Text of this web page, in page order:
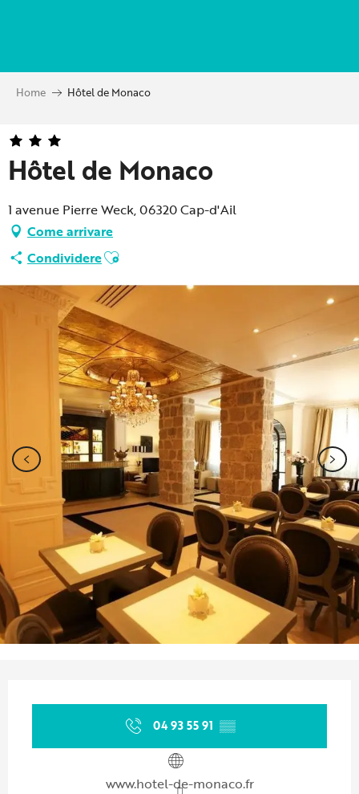
principal
Home Hôtel de Monaco
Hôtel de Monaco
1 avenue Pierre Weck, 06320 Cap-d'Ail
Come arrivare
CondividereAjouter aux favoris
04 93 55 91 ▒▒
www.hotel-de-monaco.fr